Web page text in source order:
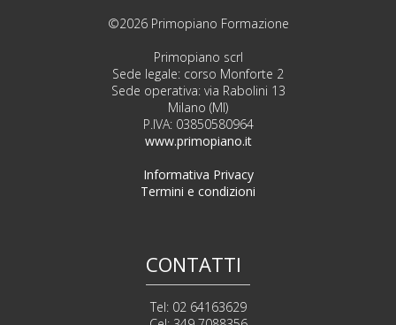
©2026 Primopiano Formazione
Primopiano scrl
Sede legale: corso Monforte 2
Sede operativa: via Rabolini 13
Milano (MI)
P.IVA: 03850580964
www.primopiano.it
Informativa Privacy
Termini e condizioni
CONTATTI
Tel: 02 64163629